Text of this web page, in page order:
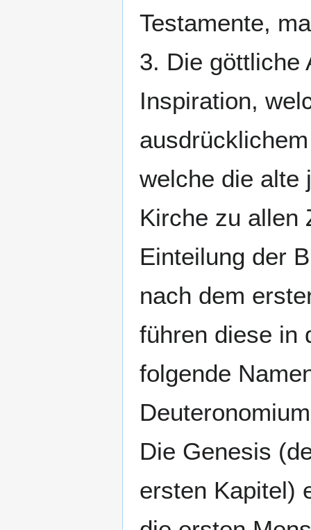
Testamente,
3. Die göttliche
Inspiration,
welche die alte
Kirche zu allen
Einteilung der
nach dem
führen diese in
folgende
Die Genesis
ersten Kapitel)